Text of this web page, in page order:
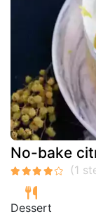
No-bake
Dessert